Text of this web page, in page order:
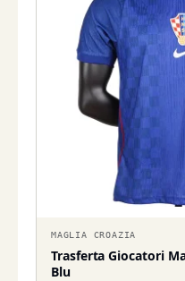
MAGLIA CROAZIA
Trasferta Giocatori
Blu